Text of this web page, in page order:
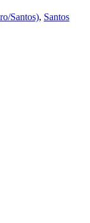
Santos), Santos